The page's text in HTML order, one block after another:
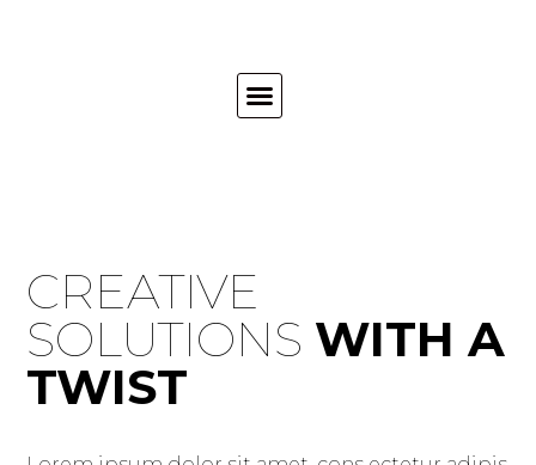
CREATIVE
SOLUTIONS WITH A
TWIST